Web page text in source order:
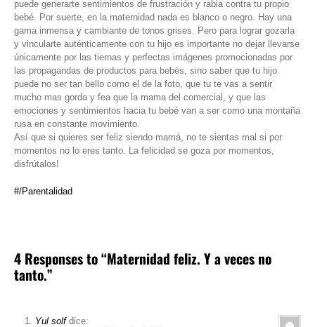
puede generarte sentimientos de frustración y rabia contra tu propio
bebé. Por suerte, en la maternidad nada es blanco o negro. Hay una
gama inmensa y cambiante de tonos grises. Pero para lograr gozarla
y vincularte auténticamente con tu hijo es importante no dejar llevarse
únicamente por las tiernas y perfectas imágenes promocionadas por
las propagandas de productos para bebés, sino saber que tu hijo
puede no ser tan bello como el de la foto, que tu te vas a sentir
mucho mas gorda y fea que la mama del comercial, y que las
emociones y sentimientos hacia tu bebé van a ser como una montaña
rusa en constante movimiento.
Así que si quieres ser feliz siendo mamá, no te sientas mal si por
momentos no lo eres tanto. La felicidad se goza por momentos,
disfrútalos!
#/Parentalidad
4 Responses to “Maternidad feliz. Y a veces no
tanto.”
Yul solf dice: